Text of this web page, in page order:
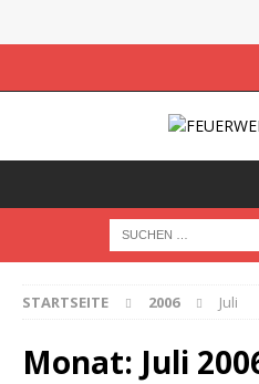
STARTSEITE 2006 Juli
Monat: Juli